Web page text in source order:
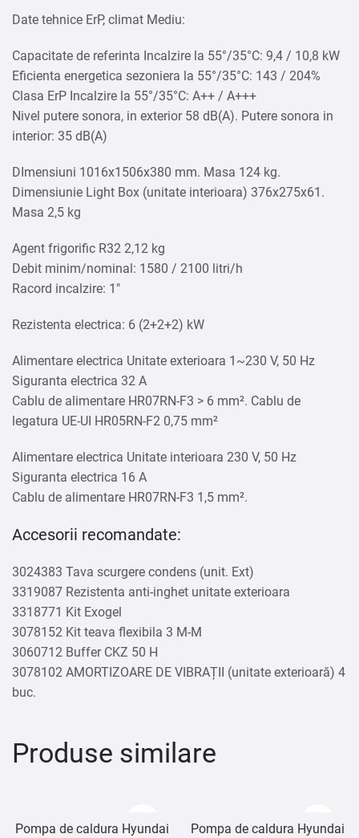
Date tehnice ErP, climat Mediu:
Capacitate de referinta Incalzire la 55°/35°C: 9,4 / 10,8 kW
Eficienta energetica sezoniera la 55°/35°C: 143 / 204%
Clasa ErP Incalzire la 55°/35°C: A++ / A+++
Nivel putere sonora, in exterior 58 dB(A). Putere sonora in
interior: 35 dB(A)
DImensiuni 1016x1506x380 mm. Masa 124 kg.
Dimensiunie Light Box (unitate interioara) 376x275x61.
Masa 2,5 kg
Agent frigorific R32 2,12 kg
Debit minim/nominal: 1580 / 2100 litri/h
Racord incalzire: 1″
Rezistenta electrica: 6 (2+2+2) kW
Alimentare electrica Unitate exterioara 1~230 V, 50 Hz
Siguranta electrica 32 A
Cablu de alimentare HR07RN-F3 > 6 mm². Cablu de
legatura UE-UI HR05RN-F2 0,75 mm²
Alimentare electrica Unitate interioara 230 V, 50 Hz
Siguranta electrica 16 A
Cablu de alimentare HR07RN-F3 1,5 mm².
Accesorii recomandate:
3024383 Tava scurgere condens (unit. Ext)
3319087 Rezistenta anti-inghet unitate exterioara
3318771 Kit Exogel
3078152 Kit teava flexibila 3 M-M
3060712 Buffer CKZ 50 H
3078102 AMORTIZOARE DE VIBRAȚII (unitate exterioară) 4
buc.
Produse similare
Pompa de caldura Hyundai
Pompa de caldura Hyundai